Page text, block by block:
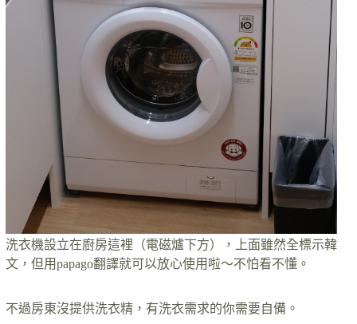
洗衣機設立在廚房這裡（電磁爐下方），上面雖然全標示韓
文，但用papago翻譯就可以放心使用啦～不怕看不懂。
不過房東沒提供洗衣精，有洗衣需求的你需要自備。